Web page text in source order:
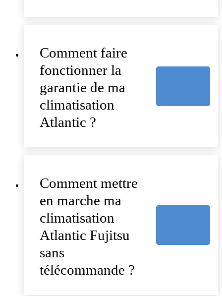
Comment faire
fonctionner la
garantie de ma
climatisation
Atlantic ?
Comment mettre
en marche ma
climatisation
Atlantic Fujitsu
sans
télécommande ?